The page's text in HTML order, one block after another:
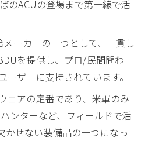
のACUの登場まで第一線で活
ーカーの一つとして、一貫し
を提供し、プロ/民間問わ
ザーに支持されています。
ェアの定番であり、米軍のみ
ンターなど、フィールドで活
かせない装備品の一つになっ